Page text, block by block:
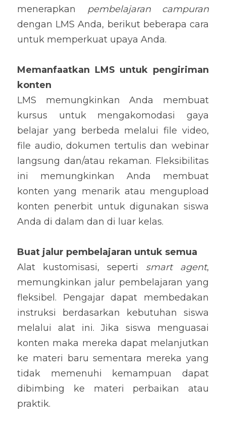
menerapkan
pembelajaran campuran
dengan LMS Anda, berikut beberapa cara
untuk memperkuat upaya Anda.
Memanfaatkan LMS untuk pengiriman
konten
LMS memungkinkan Anda membuat
kursus untuk mengakomodasi gaya
belajar yang berbeda melalui file video,
file audio, dokumen tertulis dan webinar
langsung dan/atau rekaman. Fleksibilitas
ini memungkinkan Anda membuat
konten yang menarik atau mengupload
konten penerbit untuk digunakan siswa
Anda di dalam dan di luar kelas.
Buat jalur pembelajaran untuk semua
Alat kustomisasi, seperti smart agent,
memungkinkan jalur pembelajaran yang
fleksibel. Pengajar dapat membedakan
instruksi berdasarkan kebutuhan siswa
melalui alat ini. Jika siswa menguasai
konten maka mereka dapat melanjutkan
ke materi baru sementara mereka yang
tidak memenuhi kemampuan dapat
dibimbing ke materi perbaikan atau
praktik.